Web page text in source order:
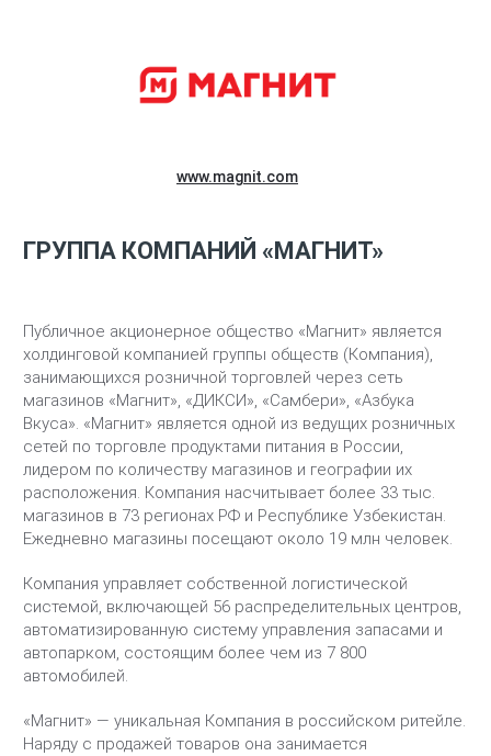
www.magnit.com
ГРУППА КОМПАНИЙ «МАГНИТ»
Публичное акционерное общество «Магнит» является
холдинговой компанией группы обществ (Компания),
занимающихся розничной торговлей через сеть
магазинов «Магнит», «ДИКСИ», «Самбери», «Азбука
Вкуса». «Магнит» является одной из ведущих розничных
сетей по торговле продуктами питания в России,
лидером по количеству магазинов и географии их
расположения. Компания насчитывает более 33 тыс.
магазинов в 73 регионах РФ и Республике Узбекистан.
Ежедневно магазины посещают около 19 млн человек.
Компания управляет собственной логистической
системой, включающей 56 распределительных центров,
автоматизированную систему управления запасами и
автопарком, состоящим более чем из 7 800
автомобилей.
«Магнит» — уникальная Компания в российском ритейле.
Наряду с продажей товаров она занимается